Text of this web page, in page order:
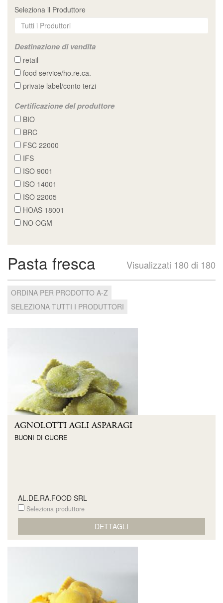
Seleziona il Produttore
Destinazione di vendita
retail
food service/ho.re.ca.
private label/conto terzi
Certificazione del produttore
BIO
BRC
FSC 22000
IFS
ISO 9001
ISO 14001
ISO 22005
HOAS 18001
NO OGM
Visualizzati 180 di 180
Pasta fresca
ORDINA PER PRODOTTO A-Z
SELEZIONA TUTTI I PRODUTTORI
AGNOLOTTI AGLI ASPARAGI
BUONI DI CUORE
AL.DE.RA.FOOD SRL
Seleziona produttore
DETTAGLI